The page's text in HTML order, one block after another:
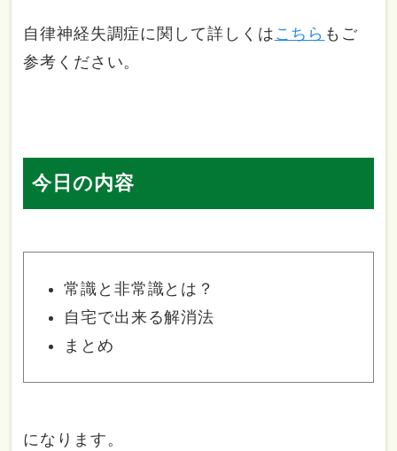
自律神経失調症に関して詳しくは こちら もご
参考ください。
今日の内容
常識と非常識とは？
自宅で出来る解消法
まとめ
になります。